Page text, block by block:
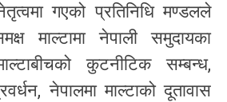
गएको प्रतिनिधि मण्डलले
माल्टामा नेपाली समुदायका
कुटनीटिक सम्बन्ध,
नेपालमा माल्टाको दूतावास